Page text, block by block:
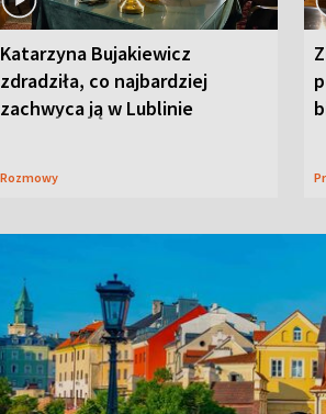
Katarzyna Bujakiewicz
zdradziła, co najbardziej
zachwyca ją w Lublinie
Rozmowy